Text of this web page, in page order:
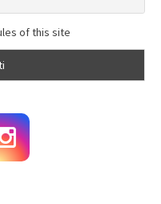
of this site